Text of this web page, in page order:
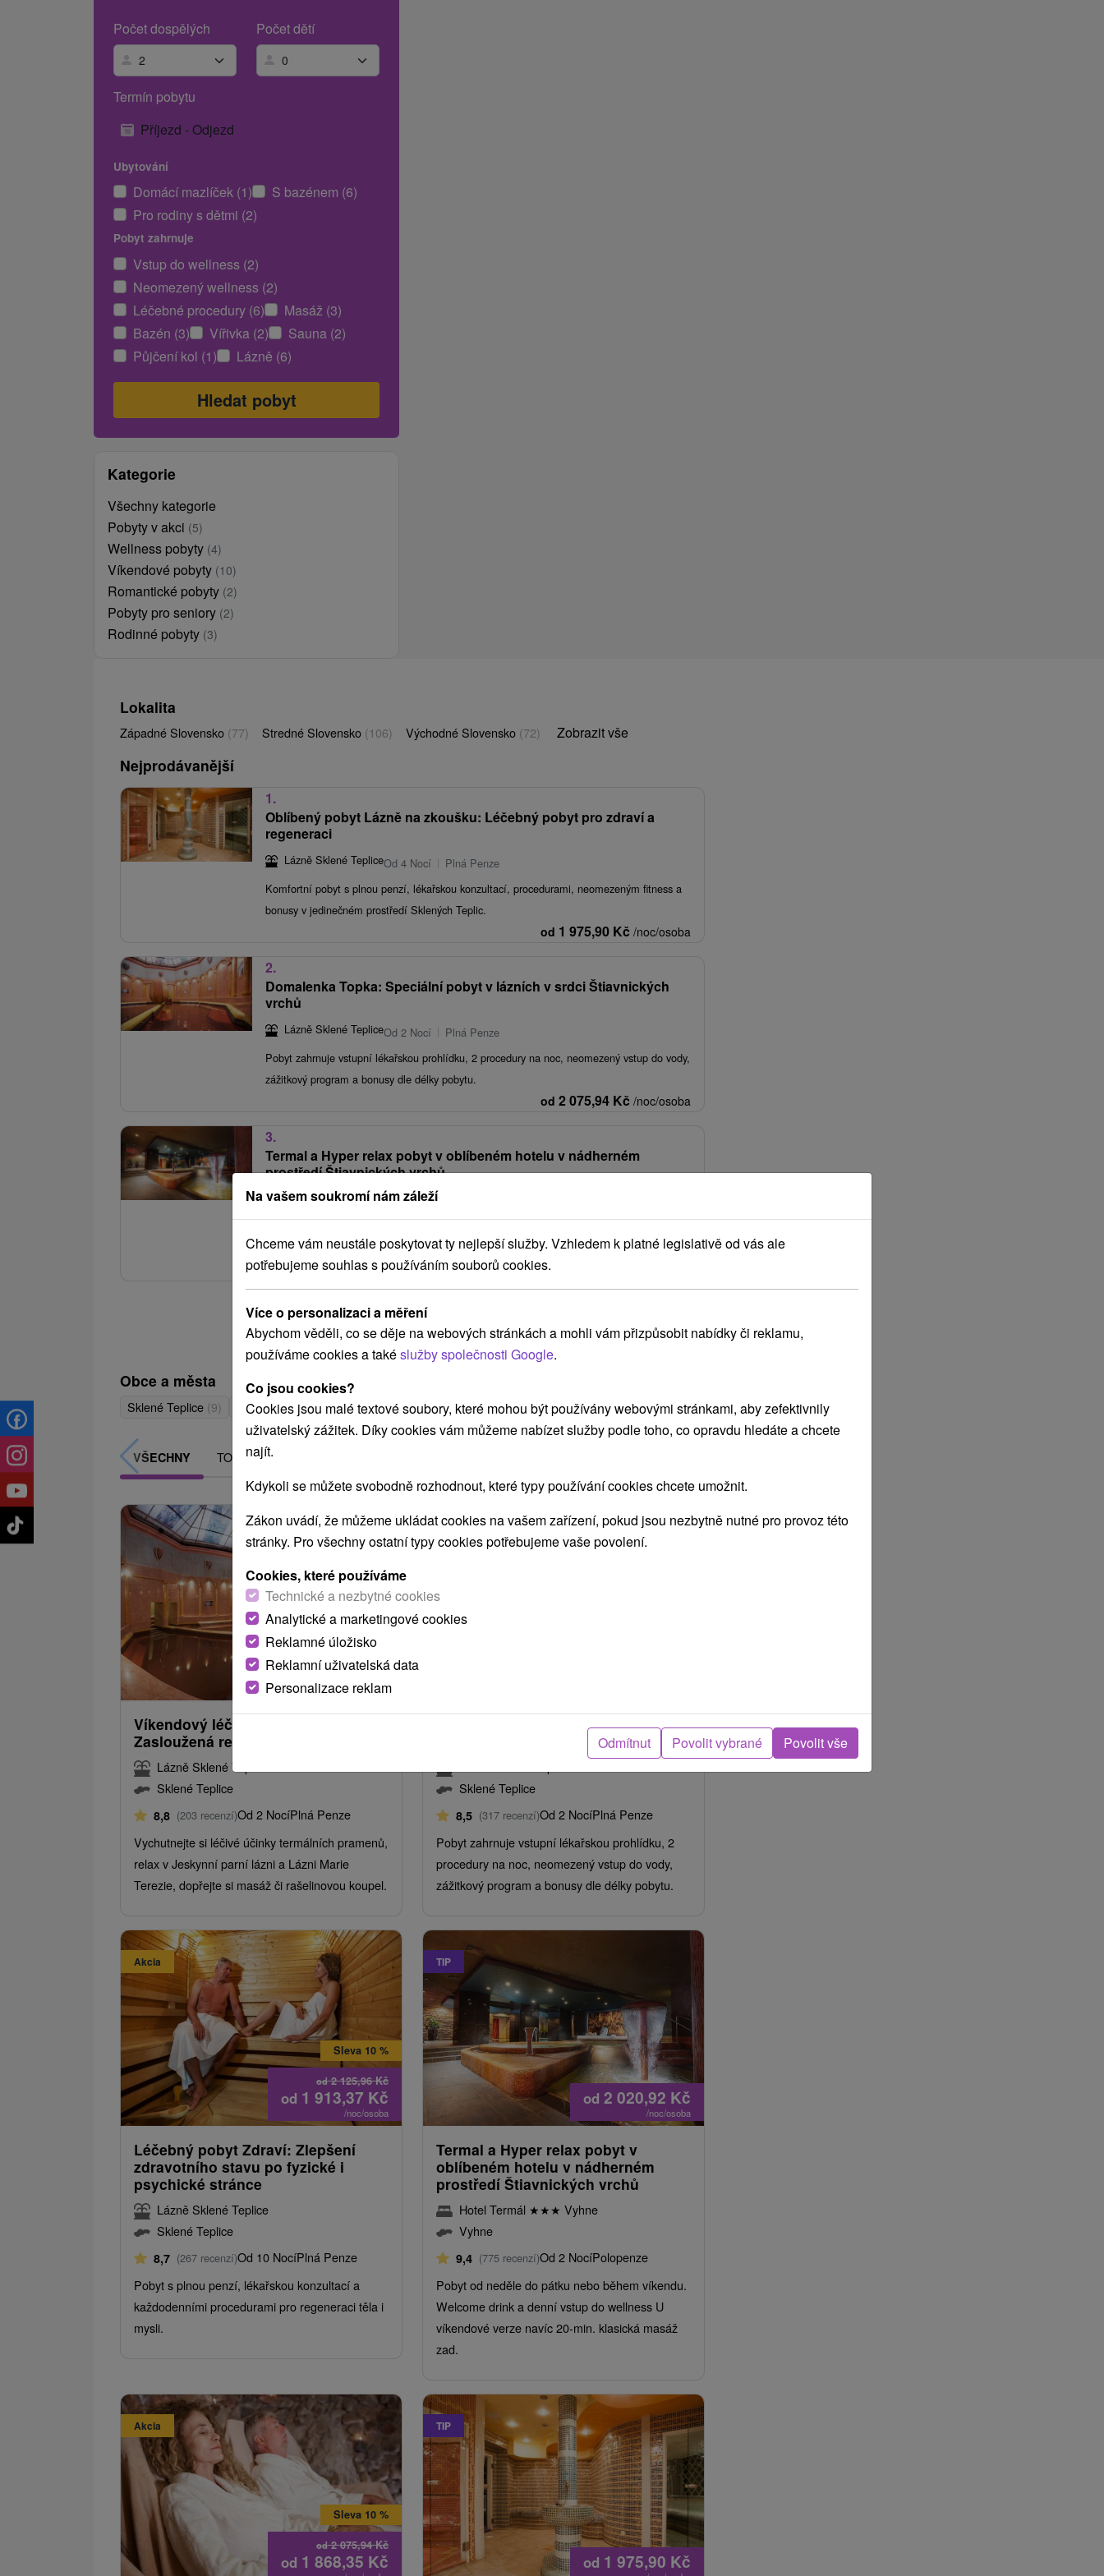
Počet dospělých
Počet dětí
Termín pobytu
Příjezd - Odjezd
Ubytování
Domácí mazlíček (1)
S bazénem (6)
Pro rodiny s dětmi (2)
Pobyt zahrnuje
Vstup do wellness (2)
Neomezený wellness (2)
Léčebné procedury (6)
Masáž (3)
Bazén (3)
Vířivka (2)
Sauna (2)
Půjčení kol (1)
Lázně (6)
Kategorie
Všechny kategorie
Pobyty v akci (5)
Wellness pobyty (4)
Víkendové pobyty (10)
Romantické pobyty (2)
Pobyty pro seniory (2)
Rodinné pobyty (3)
Lokalita
Západné Slovensko (77) Stredné Slovensko (106) Východné Slovensko (72) Zobrazit vše
Nejprodávanější
1.
Oblíbený pobyt Lázně na zkoušku: Léčebný pobyt pro zdraví a
regeneraci
Lázně Sklené TepliceOd 4 Nocí
Plná Penze
Komfortní pobyt s plnou penzí, lékařskou konzultací, procedurami, neomezeným fitness a
bonusy v jedinečném prostředí Sklených Teplic.
od 1 975,90 Kč /noc/osoba
2.
Domalenka Topka: Speciální pobyt v lázních v srdci Štiavnických
vrchů
Lázně Sklené TepliceOd 2 Nocí
Plná Penze
Pobyt zahrnuje vstupní lékařskou prohlídku, 2 procedury na noc, neomezený vstup do vody,
zážitkový program a bonusy dle délky pobytu.
od 2 075,94 Kč /noc/osoba
3.
Termal a Hyper relax pobyt v oblíbeném hotelu v nádherném
prostředí Štiavnických vrchů
Hotel Termál★★★VyhneOd 2 Nocí
U víkendové verze navíc 20-min. klasická masáž zad.
od
Zobrazit více
Obce a města
Sklené Teplice (9) Vyhne(2)
VŠECHNY TOP - NEJPRODÁVANĚJŠÍ
od2 726,24Kč
/noc/osoba
Víkendový léčebný pobyt:
Zasloužená regenerace a odpočinek
Lázně Sklené Teplice
Sklené Teplice
8,8 (203 recenzí)Od 2 NocíPlná Penze
Vychutnejte si léčivé účinky termálních pramenů,
relax v Jeskynní parní lázni a Lázni Marie
Terezie, dopřejte si masáž či rašelinovou koupel.
Domalenka Topka: Speciální pobyt
v lázních v srdci Štiavnických vrchů
Sklené Teplice
8,5 (317 recenzí)Od 2 NocíPlná Penze
Pobyt zahrnuje vstupní lékařskou prohlídku, 2
procedury na noc, neomezený vstup do vody,
zážitkový program a bonusy dle délky pobytu.
Akcia
od2 125,96Kč
Sleva 10 %
od 1 913,37 Kč
/noc/osoba
Léčebný pobyt Zdraví: Zlepšení
zdravotního stavu po fyzické i
psychické stránce
Lázně Sklené Teplice
Sklené Teplice
8,7 (267 recenzí)Od 10 NocíPlná Penze
Pobyt s plnou penzí, lékařskou konzultací a
každodenními procedurami pro regeneraci těla i
mysli.
TIP
od 2 020,92 Kč
/noc/osoba
Termal a Hyper relax pobyt v
oblíbeném hotelu v nádherném
prostředí Štiavnických vrchů
Hotel Termál ★★★ Vyhne
Vyhne
9,4 (775 recenzí)Od 2 NocíPolopenze
Pobyt od neděle do pátku nebo během víkendu.
Welcome drink a denní vstup do wellness U
víkendové verze navíc 20-min. klasická masáž
zad.
Akcia
od2 075,94Kč
Sleva 10 %
od 1 868,35 Kč
TIP
od 1 975,90 Kč
Na vašem soukromí nám záleží
Chceme vám neustále poskytovat ty nejlepší služby. Vzhledem k platné legislativě od vás ale
potřebujeme souhlas s používáním souborů cookies.
Více o personalizaci a měření
Abychom věděli, co se děje na webových stránkách a mohli vám přizpůsobit nabídky či reklamu,
používáme cookies a takéslužby společnosti Google.
Co jsou cookies?
Cookies jsou malé textové soubory, které mohou být používány webovými stránkami, aby zefektivnily
uživatelský zážitek. Díky cookies vám můžeme nabízet služby podle toho, co opravdu hledáte a chcete
najít.
Kdykoli se můžete svobodně rozhodnout, které typy používání cookies chcete umožnit.
Zákon uvádí, že můžeme ukládat cookies na vašem zařízení, pokud jsou nezbytně nutné pro provoz této
stránky. Pro všechny ostatní typy cookies potřebujeme vaše povolení.
Cookies, které používáme
Technické a nezbytné cookies
Analytické a marketingové cookies
Reklamné úložisko
Reklamní uživatelská data
Personalizace reklam
Odmítnut Povolit vybrané Povolit vše